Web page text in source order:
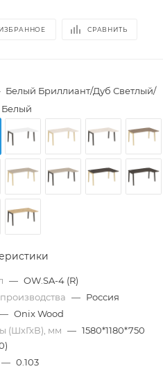
СРАВНИТЬ
Белый Бриллиант/Дуб Светлый/
Белый
— OW.SA-4 (R)
— Россия
— Onix Wood
(ШхГхВ), мм — 1580*1180*750
— 0.103